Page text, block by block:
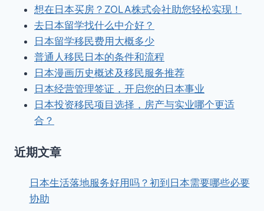
想在日本买房？ZOLA株式会社助您轻松实现！
去日本留学找什么中介好？
日本留学移民费用大概多少
普通人移民日本的条件和流程
日本漫画历史概述及移民服务推荐
日本经营管理签证，开启您的日本事业
日本投资移民项目选择，房产与实业哪个更适
合？
近期文章
日本生活落地服务好用吗？初到日本需要哪些必要
协助